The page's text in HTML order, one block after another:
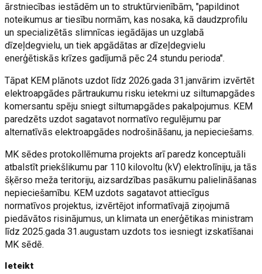
ārstniecības iestādēm un to struktūrvienībām, "papildinot
noteikumus ar tiesību normām, kas nosaka, kā daudzprofilu
un specializētās slimnīcas iegādājas un uzglabā
dīzeļdegvielu, un tiek apgādātas ar dīzeļdegvielu
enerģētiskās krīzes gadījumā pēc 24 stundu perioda".
Tāpat KEM plānots uzdot līdz 2026.gada 31.janvārim izvērtēt
elektroapgādes pārtraukumu risku ietekmi uz siltumapgādes
komersantu spēju sniegt siltumapgādes pakalpojumus. KEM
paredzēts uzdot sagatavot normatīvo regulējumu par
alternatīvās elektroapgādes nodrošināšanu, ja nepieciešams.
MK sēdes protokollēmuma projekts arī paredz konceptuāli
atbalstīt priekšlikumu par 110 kilovoltu (kV) elektrolīniju, ja tās
šķērso meža teritoriju, aizsardzības pasākumu palielināšanas
nepieciešamību. KEM uzdots sagatavot attiecīgus
normatīvos projektus, izvērtējot informatīvajā ziņojumā
piedāvātos risinājumus, un klimata un enerģētikas ministram
līdz 2025.gada 31.augustam uzdots tos iesniegt izskatīšanai
MK sēdē.
Ieteikt